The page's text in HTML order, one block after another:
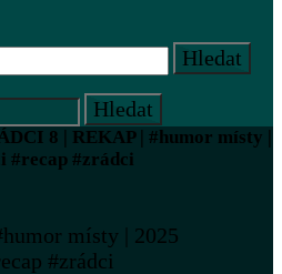
8 | REKAP | #humor místy |
#recap #zrádci
místy | 2025
#zrádci